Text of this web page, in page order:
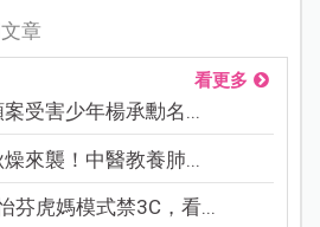
章
看更多
受害少年楊承勳名...
來襲！中醫教養肺...
芬虎媽模式禁3C，看...